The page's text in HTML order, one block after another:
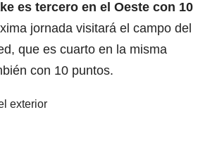
es tercero en el Oeste con 10
jornada visitará el campo del
que es cuarto en la misma
con 10 puntos.
exterior